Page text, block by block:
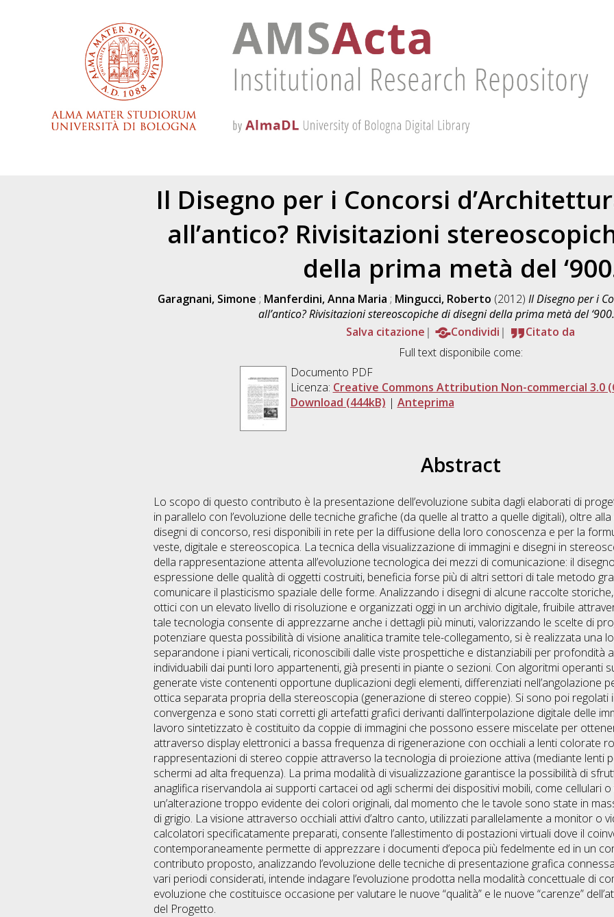
Il Disegno per i Concorsi
all’antico? Rivisitazioni
della prima metà del
Garagnani, Simone ; Manferdini, Anna Maria ; Mingucci, Roberto (2012) Il Disegno per i
all’antico? Rivisitazioni stereoscopiche di disegni della prima metà del ‘900.
Salva citazione
Condividi
Citato da
Full text disponibile come:
Documento PDF
Licenza: Creative Commons Attribution Non-commercial 3.0
Download (444kB) | Anteprima
Abstract
Lo scopo di questo contributo è la presentazione dell’evoluzione subita dagli elaborati di
in parallelo con l’evoluzione delle tecniche grafiche (da quelle al tratto a quelle digitali), oltre
disegni di concorso, resi disponibili in rete per la diffusione della loro conoscenza e per la
veste, digitale e stereoscopica. La tecnica della visualizzazione di immagini e disegni in
della rappresentazione attenta all’evoluzione tecnologica dei mezzi di comunicazione: il
espressione delle qualità di oggetti costruiti, beneficia forse più di altri settori di tale metodo
comunicare il plasticismo spaziale delle forme. Analizzando i disegni di alcune raccolte
ottici con un elevato livello di risoluzione e organizzati oggi in un archivio digitale, fruibile
tale tecnologia consente di apprezzarne anche i dettagli più minuti, valorizzando le scelte di
potenziare questa possibilità di visione analitica tramite tele-collegamento, si è realizzata una
separandone i piani verticali, riconoscibili dalle viste prospettiche e distanziabili per profondità
individuabili dai punti loro appartenenti, già presenti in piante o sezioni. Con algoritmi operanti
generate viste contenenti opportune duplicazioni degli elementi, differenziati nell’angolazione
ottica separata propria della stereoscopia (generazione di stereo coppie). Si sono poi regolati
convergenza e sono stati corretti gli artefatti grafici derivanti dall’interpolazione digitale delle
lavoro sintetizzato è costituito da coppie di immagini che possono essere miscelate per
attraverso display elettronici a bassa frequenza di rigenerazione con occhiali a lenti colorate
rappresentazioni di stereo coppie attraverso la tecnologia di proiezione attiva (mediante lenti
schermi ad alta frequenza). La prima modalità di visualizzazione garantisce la possibilità di
anaglifica riservandola ai supporti cartacei od agli schermi dei dispositivi mobili, come cellulari
un’alterazione troppo evidente dei colori originali, dal momento che le tavole sono state in
di grigio. La visione attraverso occhiali attivi d’altro canto, utilizzati parallelamente a monitor o
calcolatori specificatamente preparati, consente l’allestimento di postazioni virtuali dove il
contemporaneamente permette di apprezzare i documenti d’epoca più fedelmente ed in un
contributo proposto, analizzando l’evoluzione delle tecniche di presentazione grafica
vari periodi considerati, intende indagare l’evoluzione prodotta nella modalità concettuale di
evoluzione che costituisce occasione per valutare le nuove “qualità” e le nuove “carenze”
del Progetto.